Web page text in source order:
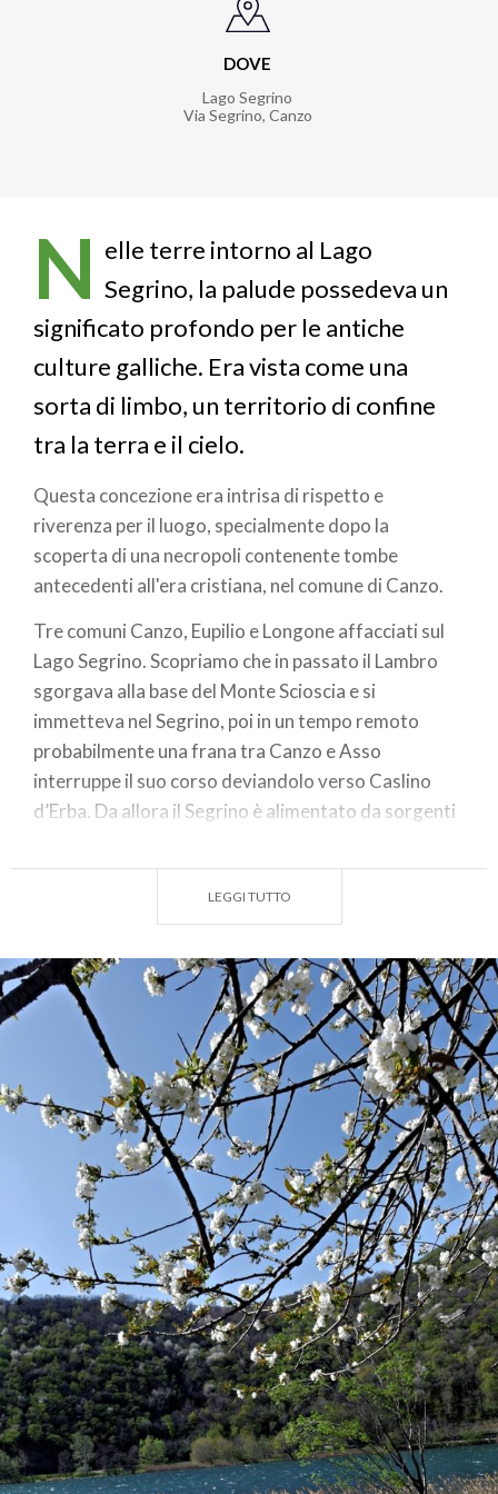
DOVE
Lago Segrino
Via Segrino, Canzo
N elle terre intorno al Lago
Segrino, la palude possedeva un
significato profondo per le antiche
culture galliche. Era vista come una
sorta di limbo, un territorio di confine
tra la terra e il cielo.
Questa concezione era intrisa di rispetto e
riverenza per il luogo, specialmente dopo la
scoperta di una necropoli contenente tombe
antecedenti all'era cristiana, nel comune di Canzo.
Tre comuni Canzo, Eupilio e Longone affacciati sul
Lago Segrino. Scopriamo che in passato il Lambro
sgorgava alla base del Monte Scioscia e si
immetteva nel Segrino, poi in un tempo remoto
probabilmente una frana tra Canzo e Asso
interruppe il suo corso deviandolo verso Caslino
d’Erba. Da allora il Segrino è alimentato da sorgenti
storico emissario è la Roggia Molinara che dal Punt
Inàch, attraversa le frazioni di Carella, Corneno e
Penzano di Eupilio saltando per oltre 120 m nel lago
di Pusiano: storico membro dell’Eupili pliniano con i
laghi di Alserio, Annone e Montorfano. Il suo corso
ha visto il fiorire di mulini e lavatoi; uno di questi
mulini ha percorso la storia del paese di Eupilio e
subendo il corso dei tempi si è trasformato da
mulino, a torcitura, ad officina di arrotini per poi
essere, purtroppo, demolito negli anni Settanta.
Suggestiva a ridosso delle pendici del monte
Cornizzolo è la presenza della Fons Sacer, una polla
d’abbondante acqua sorgiva che alimenta il lago.
Per renderla ben visibile al passante, si è provveduto
a un accurato lavoro di ripulitura e la parte di strada
divenuta ponte è stata pavimentata a lastre per
distinguerla dal tracciato d’asfalto. In primavera è
ammirabile circondata da Alberi delle Farfalle o
Buddleia Selvatica dai fiori viola che attirano
innumerevoli farfalle.
Canzo e Eupilio collegati dal Senteròn che unisce la
LEGGI TUTTO